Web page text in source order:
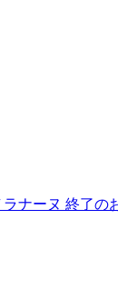
ラナーヌ 終了の